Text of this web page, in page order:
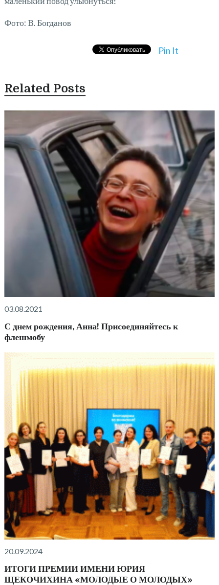
Фото: В. Богданов
Pin It
Related Posts
03.08.2021
С днем рождения, Анна! Присоединяйтесь к
флешмобу
20.09.2024
ИТОГИ ПРЕМИИ ИМЕНИ ЮРИЯ
ЩЕКОЧИХИНА «МОЛОДЫЕ О МОЛОДЫХ»